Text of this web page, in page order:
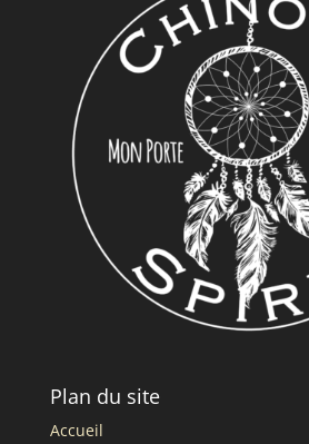
Plan du site
Accueil